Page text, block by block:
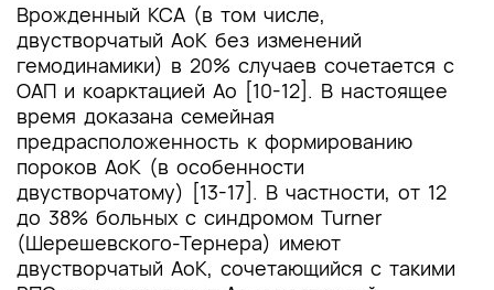
Врожденный КСА (в том числе,
двустворчатый АоК без изменений
гемодинамики) в 20% случаев сочетается с
ОАП и коарктацией Ао [10-12]. В настоящее
время доказана семейная
предрасположенность к формированию
пороков АоК (в особенности
двустворчатому) [13-17]. В частности, от 12
до 38% больных с синдромом Turner
(Шерешевского-Тернера) имеют
двустворчатый АоК, сочетающийся с такими